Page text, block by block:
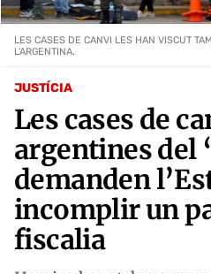
JUSTÍCIA
Les cases de
argentines del
demanden
incomplir un
fiscalia
LES CASES DE CANVI LES HAN VISCUT
L'ARGENTINA.